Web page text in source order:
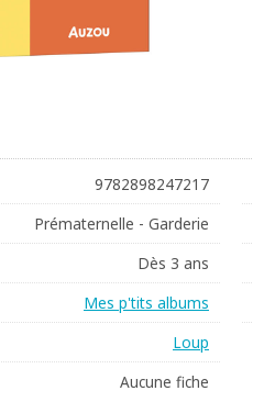
9782898247217
Prématernelle - Garderie
Dès 3 ans
Mes p'tits albums
Loup
Aucune fiche